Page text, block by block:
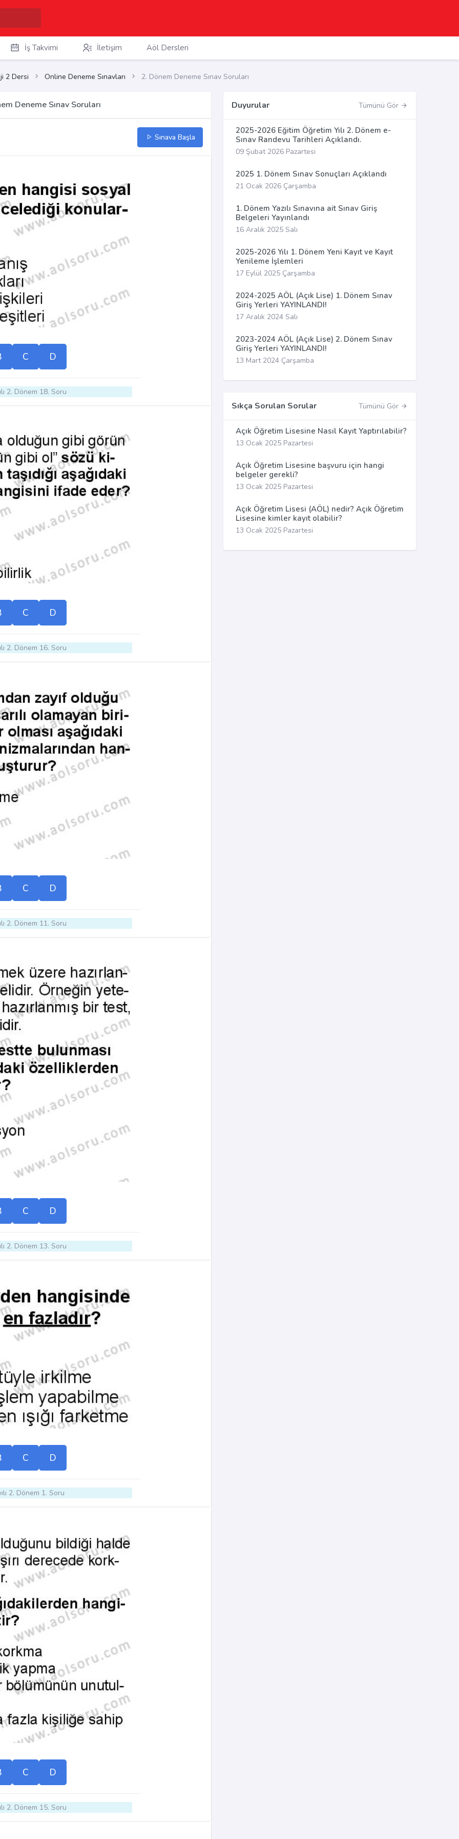
İş Takvimi İletişim Aöl Dersleri
2 Dersi Online Deneme Sınavları 2. Dönem Deneme Sınav Soruları
Deneme Sınav Soruları
Sınava Başla
C D
2. Dönem 18. Soru
C D
2. Dönem 16. Soru
C D
2. Dönem 11. Soru
C D
2. Dönem 13. Soru
C D
2. Dönem 1. Soru
C D
2. Dönem 15. Soru
Duyurular Tümünü Gör
2025-2026 Eğitim Öğretim Yılı 2. Dönem e-
Sınav Randevu Tarihleri Açıklandı.
09 Şubat 2026 Pazartesi
2025 1. Dönem Sınav Sonuçları Açıklandı
21 Ocak 2026 Çarşamba
1. Dönem Yazılı Sınavına ait Sınav Giriş
Belgeleri Yayınlandı
16 Aralık 2025 Salı
2025-2026 Yılı 1. Dönem Yeni Kayıt ve Kayıt
Yenileme İşlemleri
17 Eylül 2025 Çarşamba
2024-2025 AÖL (Açık Lise) 1. Dönem Sınav
Giriş Yerleri YAYINLANDI!
17 Aralık 2024 Salı
2023-2024 AÖL (Açık Lise) 2. Dönem Sınav
Giriş Yerleri YAYINLANDI!
13 Mart 2024 Çarşamba
Sıkça Sorulan Sorular Tümünü Gör
Açık Öğretim Lisesine Nasıl Kayıt Yaptırılabilir?
13 Ocak 2025 Pazartesi
Açık Öğretim Lisesine başvuru için hangi
belgeler gerekli?
13 Ocak 2025 Pazartesi
Açık Öğretim Lisesi (AÖL) nedir? Açık Öğretim
Lisesine kimler kayıt olabilir?
13 Ocak 2025 Pazartesi